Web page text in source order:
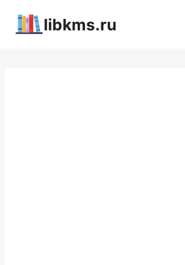
libkms.ru